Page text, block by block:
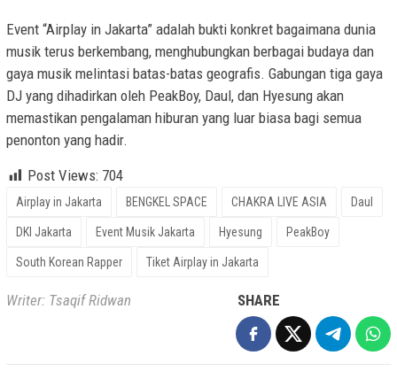
Event “Airplay in Jakarta” adalah bukti konkret bagaimana dunia
musik terus berkembang, menghubungkan berbagai budaya dan
gaya musik melintasi batas-batas geografis. Gabungan tiga gaya
DJ yang dihadirkan oleh PeakBoy, Daul, dan Hyesung akan
memastikan pengalaman hiburan yang luar biasa bagi semua
penonton yang hadir.
Post Views: 704
Airplay in Jakarta BENGKEL SPACE CHAKRA LIVE ASIA Daul
DKI Jakarta Event Musik Jakarta Hyesung PeakBoy
South Korean Rapper Tiket Airplay in Jakarta
Writer: Tsaqif Ridwan SHARE